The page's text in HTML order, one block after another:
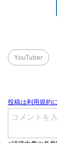
YouTuber